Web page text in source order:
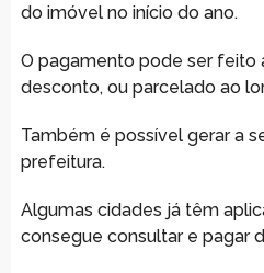
do imóvel no início do ano.
O pagamento pode ser feito
desconto, ou parcelado ao
Também é possível gerar a
prefeitura.
Algumas cidades já têm
consegue consultar e pagar